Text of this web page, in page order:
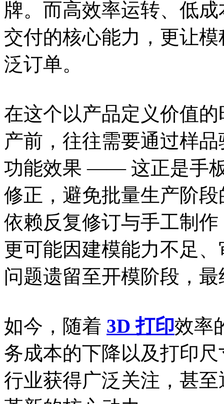
牌。而高效率运转、低
交付的核心能力，更让
泛订单。
在这个以产品定义价值
产前，往往需要通过样
功能效果 —— 这正是手
修正，避免批量生产阶
依赖反复修订与手工制
更可能因建模能力不足
问题遗留至开模阶段，
如今，随着 3D 打印效率
务成本的下降以及打印
行业获得广泛关注，甚